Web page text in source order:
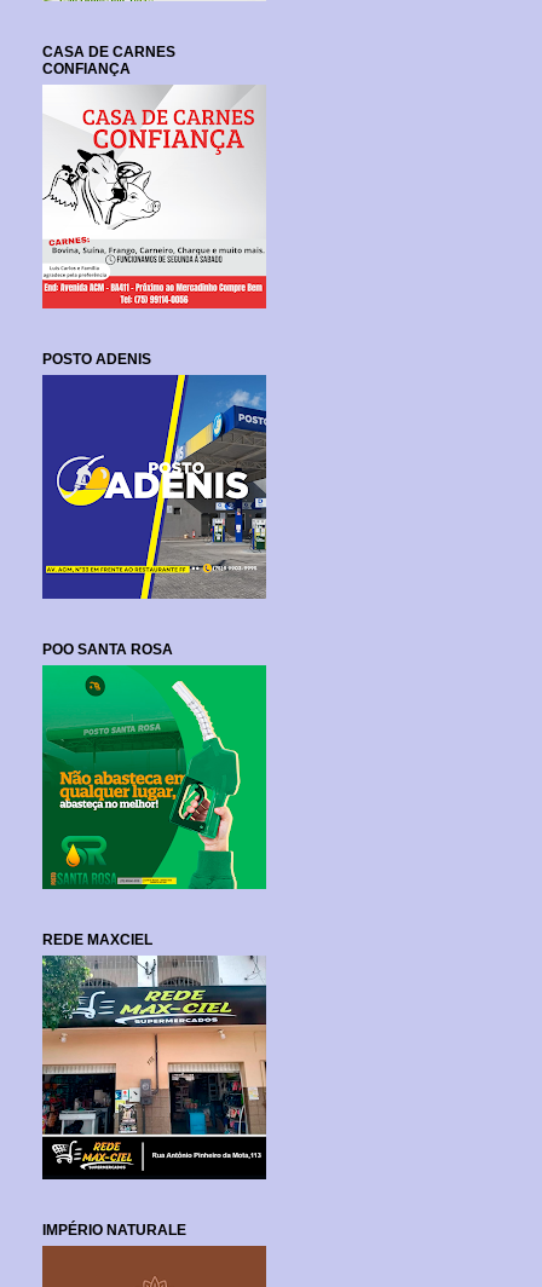
CASA DE CARNES
CONFIANÇA
POSTO ADENIS
POO SANTA ROSA
REDE MAXCIEL
IMPÉRIO NATURALE